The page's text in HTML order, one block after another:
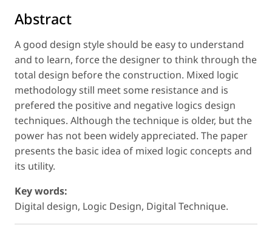
Abstract
A good design style should be easy to understand
and to learn, force the designer to think through the
total design before the construction. Mixed logic
methodology still meet some resistance and is
prefered the positive and negative logics design
techniques. Although the technique is older, but the
power has not been widely appreciated. The paper
presents the basic idea of mixed logic concepts and
its utility.
Key words:
Digital design, Logic Design, Digital Technique.